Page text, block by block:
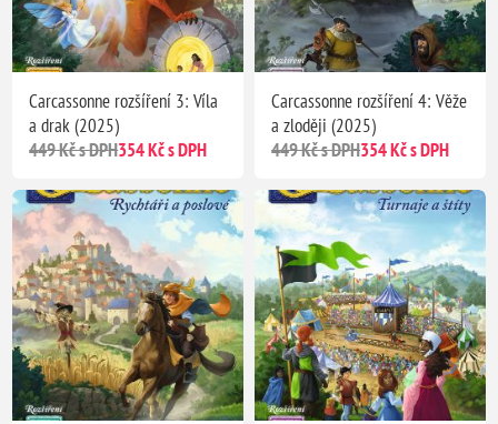
Carcassonne rozšíření 3: Víla
a drak (2025)
449 Kč s DPH354 Kč s DPH
Carcassonne rozšíření 4: Věže
a zloději (2025)
449 Kč s DPH354 Kč s DPH